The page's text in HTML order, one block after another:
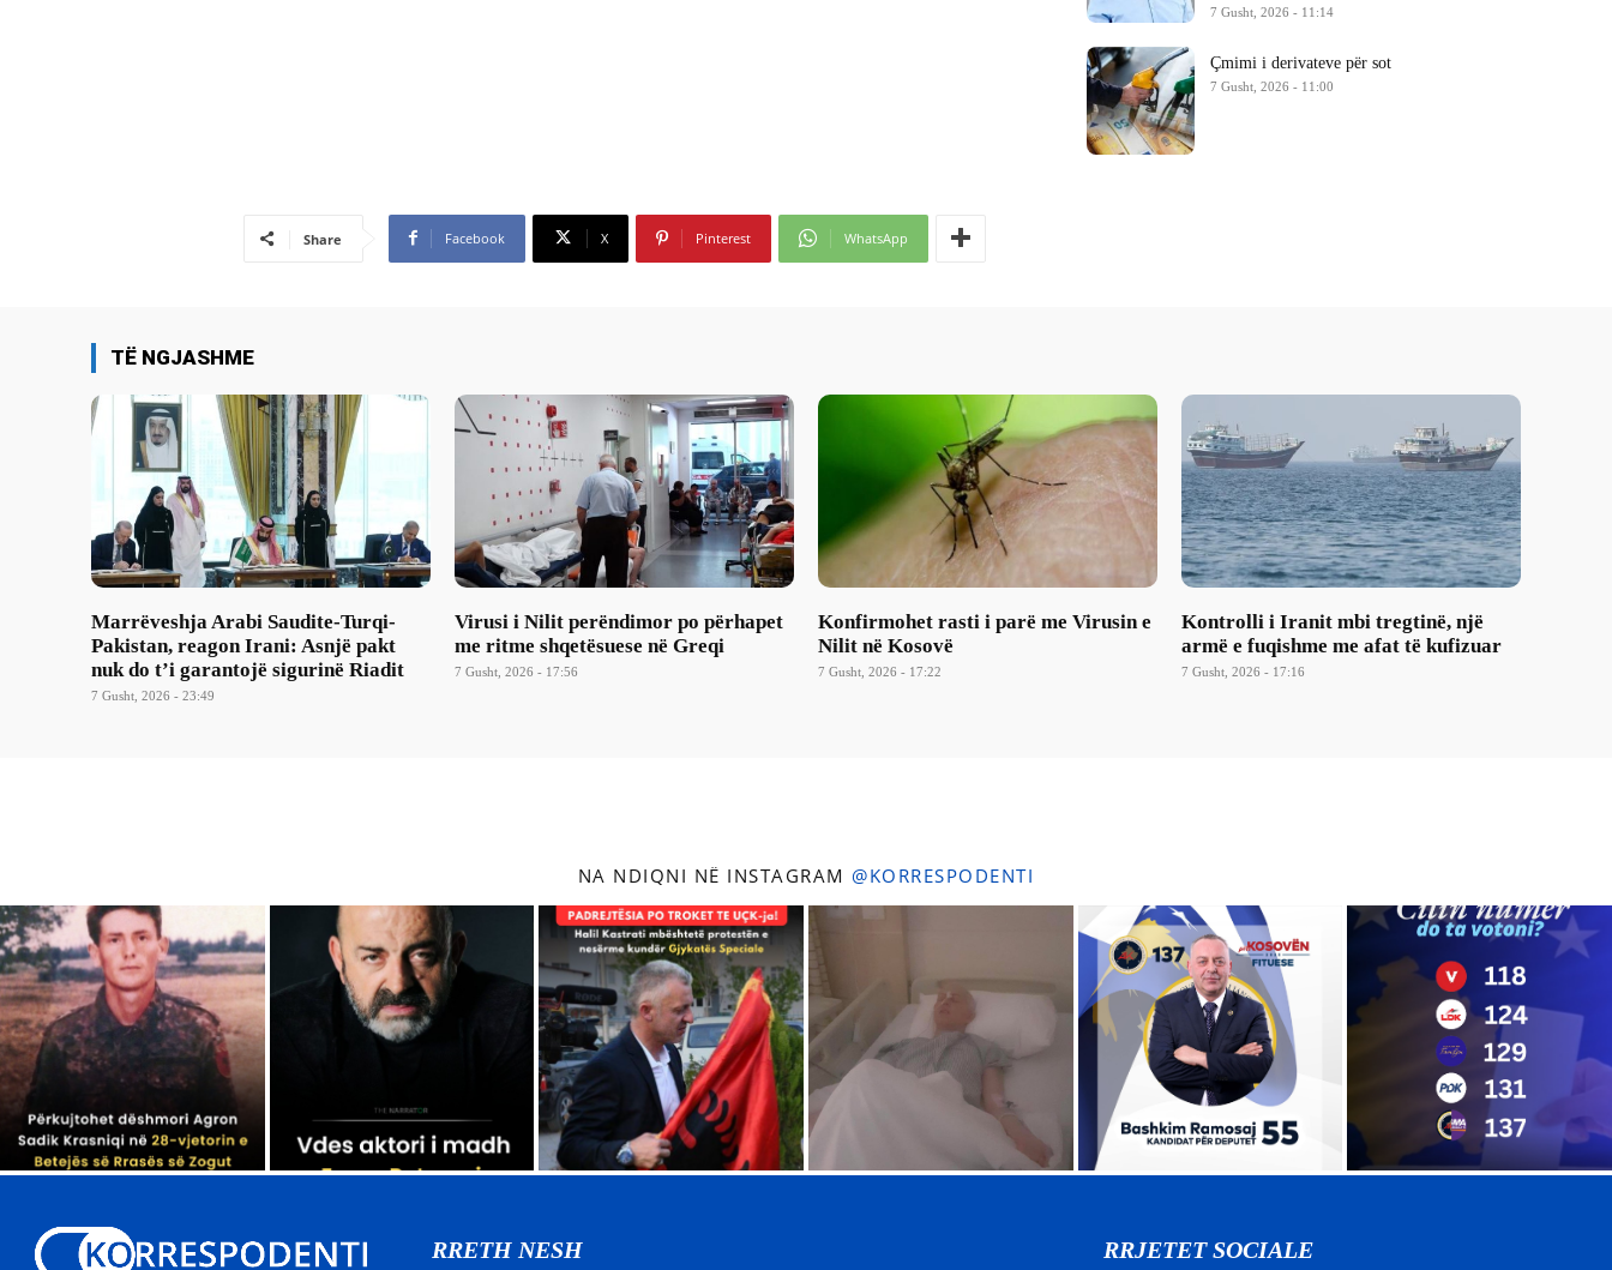
Share Facebook X Pinterest WhatsApp
7 Gusht, 2026 - 11:14
Çmimi i derivateve për sot
7 Gusht, 2026 - 11:00
TË NGJASHME
Marrëveshja Arabi Saudite-Turqi-
Pakistan, reagon Irani: Asnjë pakt
nuk do t’i garantojë sigurinë Riadit
7 Gusht, 2026 - 23:49
Virusi i Nilit perëndimor po përhapet
me ritme shqetësuese në Greqi
7 Gusht, 2026 - 17:56
Konfirmohet rasti i parë me Virusin e
Nilit në Kosovë
7 Gusht, 2026 - 17:22
Kontrolli i Iranit mbi tregtinë, një
armë e fuqishme me afat të kufizuar
7 Gusht, 2026 - 17:16
NA NDIQNI NË INSTAGRAM @KORRESPODENTI
RRETH NESH RRJETET SOCIALE